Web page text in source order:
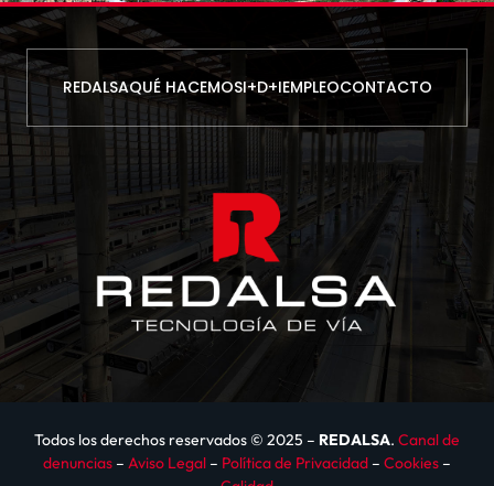
REDALSAQUÉ HACEMOSI+D+IEMPLEOCONTACTO
Todos los derechos reservados © 2025 – REDALSA. Canal de
denuncias – Aviso Legal – Política de Privacidad – Cookies –